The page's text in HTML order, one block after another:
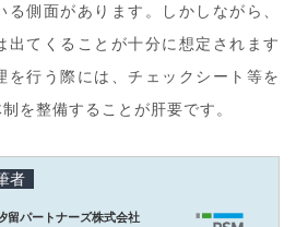
側面があります。しかしながら、
出てくることが十分に想定されます
を行う際には、チェックシート等を
を整備することが肝要です。
者
留パートナーズ株式会社